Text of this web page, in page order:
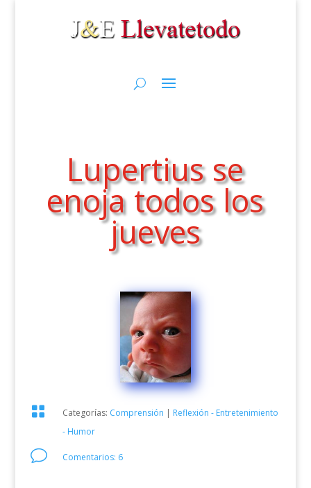
Lupertius se
enoja todos los
jueves
 Categorías: Comprensión | Reflexión - Entretenimiento
- Humor
v Comentarios: 6